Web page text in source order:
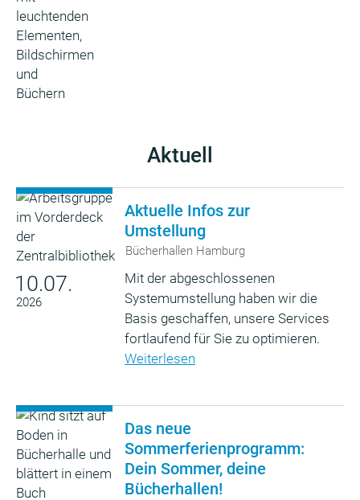
Aktuell
10.07.
2026
Aktuelle Infos zur
Umstellung
Bücherhallen Hamburg
Mit der abgeschlossenen
Systemumstellung haben wir die
Basis geschaffen, unsere Services
fortlaufend für Sie zu optimieren.
Weiterlesen
Das neue
Sommerferienprogramm:
Dein Sommer, deine
Bücherhallen!